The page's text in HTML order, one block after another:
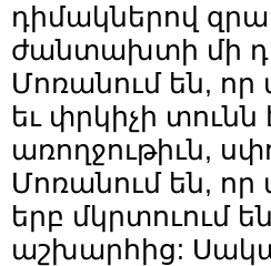
դիմակներով
ժանտախտի մի
Մոռանում են,
եւ փրկիչի
առողջութիւն,
Մոռանում են, որ
երբ մկրտուում
աշխարհից: